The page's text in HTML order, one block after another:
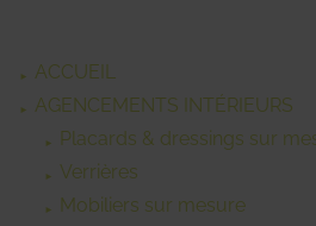
ACCUEIL
AGENCEMENTS INTÉRIEURS
Placards & dressings sur
Verrières
Mobiliers sur mesure